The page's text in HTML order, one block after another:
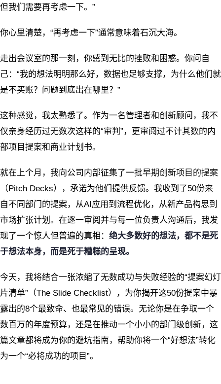
但我们需要再考虑一下。”
你心里清楚，“再考虑一下”通常意味着石沉大海。
走出会议室的那一刻，你感到无比的挫败和困惑。你问自
己：“我的想法明明那么好，数据也足够支撑，为什么他们就
是不买账？问题到底出在哪里？”
这种感觉，我太熟悉了。作为一名管理者和创新顾问，我不
仅亲身经历过无数次这样的“审判”，更审阅过不计其数的内
部项目提案和商业计划书。
就在上个月，我向公司内部征集了一批早期创新项目的提案
（Pitch Decks），承诺为他们提供反馈。我收到了50份来
自不同部门的提案，从AI应用到流程优化，从新产品构思到
市场扩张计划。在逐一审阅并与每一位负责人沟通后，我发
现了一个惊人但普遍的真相： 绝大多数好的想法，都不是死
于想法本身，而是死于糟糕的呈现。
今天，我将结合一张浓缩了无数成功与失败经验的“提案幻灯
片清单”（The Slide Checklist），为你揭开这50份提案中暴
露出的8个最致命、也最常见的错误。无论你是在争取一个
数百万的年度预算，还是在推动一个小小的部门级创新，这
篇文章都将成为你的避坑指南，帮助你将一个“好想法”转化
为一个“必将成功的项目”。